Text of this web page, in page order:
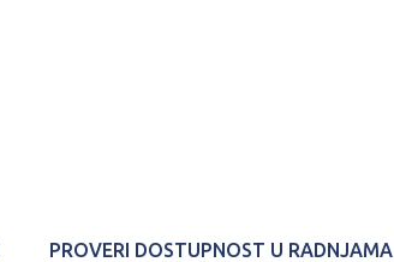
PROVERI DOSTUPNOST U RADNJAMA